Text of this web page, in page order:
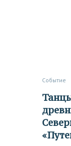
Событие
Танцы, кофе с урбечом и